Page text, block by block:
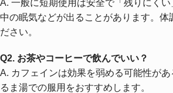
A. 一般に短期使用は安全で「残りにくい
中の眠気などが出ることがあります。体
ださい。
Q2. お茶やコーヒーで飲んでいい？
A. カフェインは効果を弱める可能性が
るま湯での服用をおすすめします。